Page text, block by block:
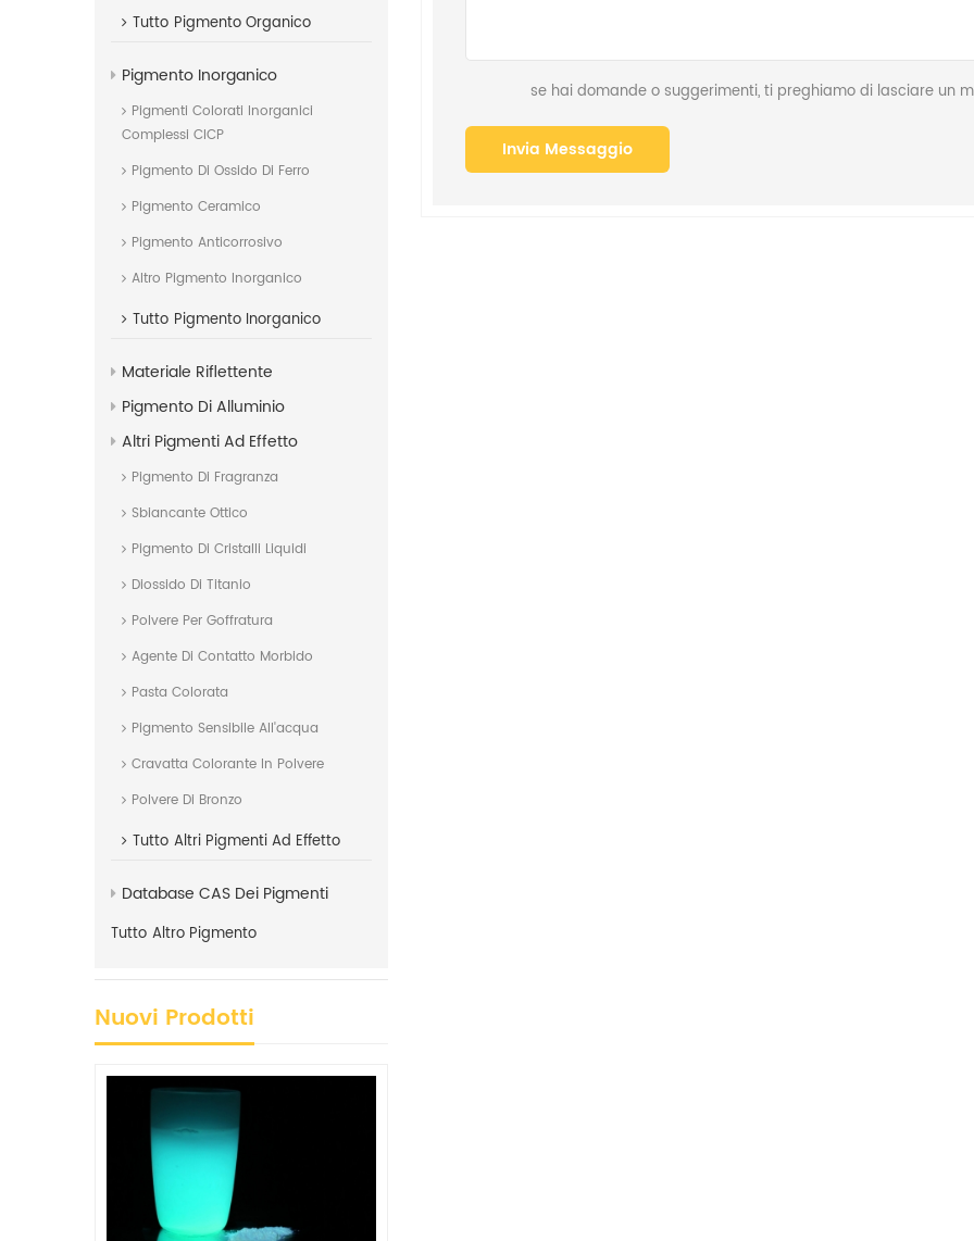
se hai domande o suggerimenti, ti preghiamo di lasciare un
Tutto Pigmento Organico
Pigmento Inorganico
Pigmenti Colorati Inorganici
Complessi CICP
Pigmento Di Ossido Di Ferro
Pigmento Ceramico
Pigmento Anticorrosivo
Altro Pigmento Inorganico
Tutto Pigmento Inorganico
Materiale Riflettente
Pigmento Di Alluminio
Altri Pigmenti Ad Effetto
Pigmento Di Fragranza
Sbiancante Ottico
Pigmento Di Cristalli Liquidi
Diossido Di Titanio
Polvere Per Goffratura
Agente Di Contatto Morbido
Pasta Colorata
Pigmento Sensibile All'acqua
Cravatta Colorante In Polvere
Polvere Di Bronzo
Tutto Altri Pigmenti Ad Effetto
Database CAS Dei Pigmenti
Tutto Altro Pigmento
Nuovi Prodotti